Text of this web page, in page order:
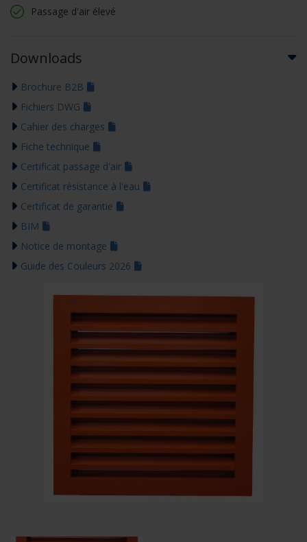
Passage d'air élevé
Downloads
Brochure B2B
Fichiers DWG
Cahier des charges
Fiche technique
Certificat passage d'air
Certificat résistance à l'eau
Certificat de garantie
BIM
Notice de montage
Guide des Couleurs 2026